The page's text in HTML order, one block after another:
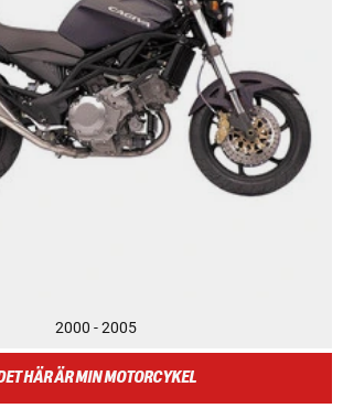
2000 - 2005
HÄR ÄR MIN MOTORCYKEL